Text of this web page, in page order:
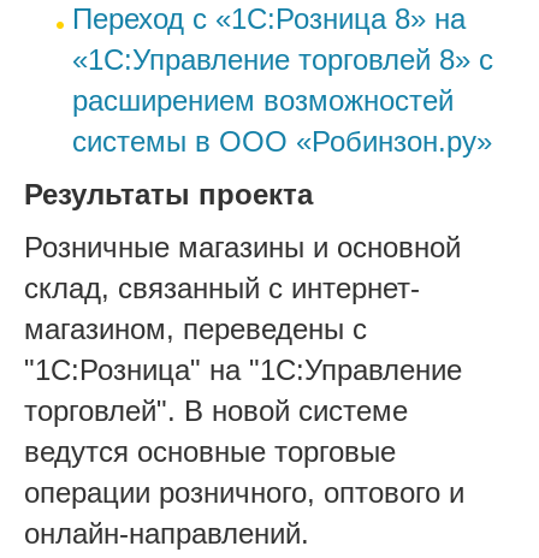
Переход с «1С:Розница 8» на
«1С:Управление торговлей 8» с
расширением возможностей
системы в ООО «Робинзон.ру»
Результаты проекта
Розничные магазины и основной
склад, связанный с интернет-
магазином, переведены с
"1С:Розница" на "1С:Управление
торговлей". В новой системе
ведутся основные торговые
операции розничного, оптового и
онлайн-направлений.